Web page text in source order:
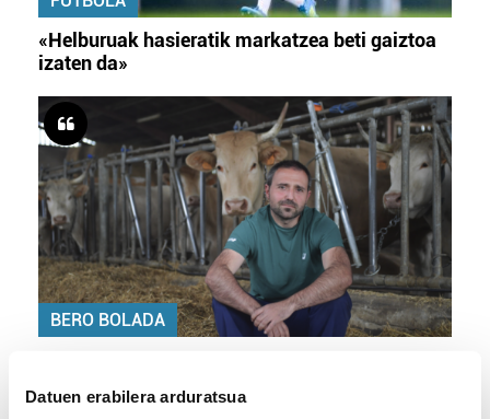
Datuen erabilera arduratsua
«Helburuak hasieratik markatzea beti gaiztoa
izaten da»
BERO BOLADA